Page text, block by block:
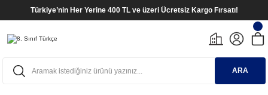
Türkiye’nin Her Yerine 400 TL ve üzeri Ücretsiz Kargo Fırsatı!
ARA